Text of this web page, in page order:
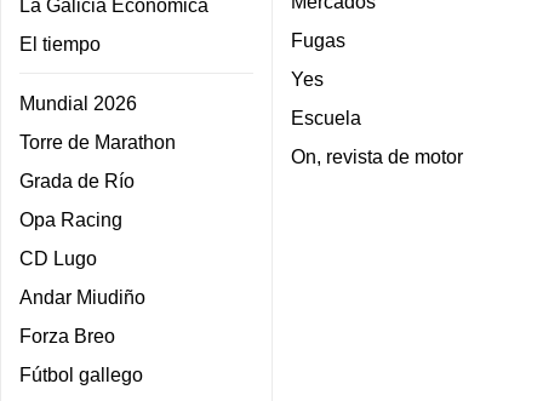
La Galicia Económica
El tiempo
Mundial 2026
Torre de Marathon
Grada de Río
Opa Racing
CD Lugo
Andar Miudiño
Forza Breo
Fútbol gallego
Fugas
Yes
Escuela
On, revista de motor